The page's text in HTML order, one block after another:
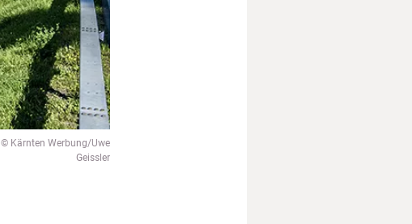
© Kärnten Werbung/Uwe
Geissler